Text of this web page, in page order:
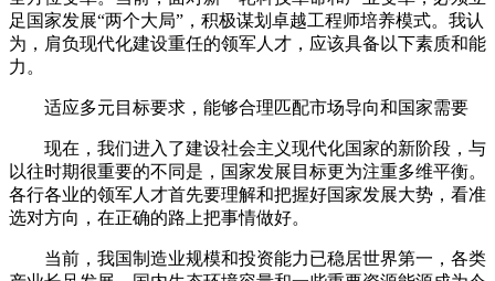
足国家发展“两个大局”，积极谋划卓越工程师培养模式。我认
为，肩负现代化建设重任的领军人才，应该具备以下素质和能
力。
适应多元目标要求，能够合理匹配市场导向和国家需要
现在，我们进入了建设社会主义现代化国家的新阶段，与
以往时期很重要的不同是，国家发展目标更为注重多维平衡。
各行各业的领军人才首先要理解和把握好国家发展大势，看准
选对方向，在正确的路上把事情做好。
当前，我国制造业规模和投资能力已稳居世界第一，各类